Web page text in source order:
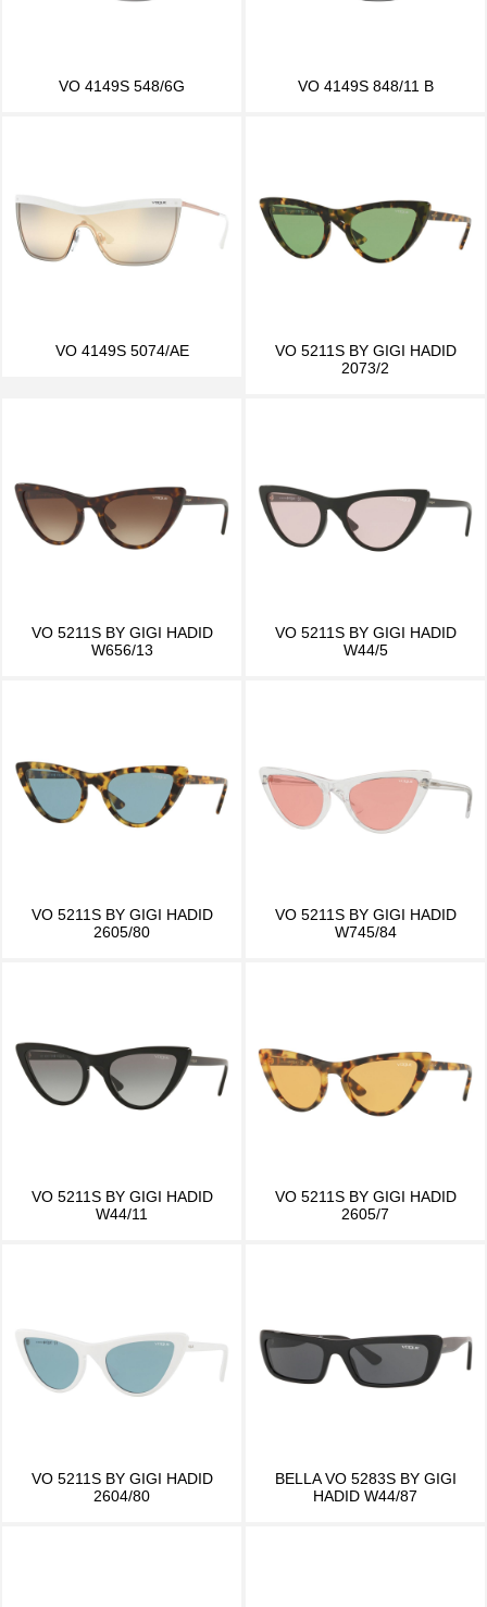
VO 4149S 548/6G VO 4149S 848/11 B
VO 4149S 5074/AE
VO 5211S BY GIGI HADID
2073/2
VO 5211S BY GIGI HADID
W656/13
VO 5211S BY GIGI HADID
W44/5
VO 5211S BY GIGI HADID
2605/80
VO 5211S BY GIGI HADID
W745/84
VO 5211S BY GIGI HADID
W44/11
VO 5211S BY GIGI HADID
2605/7
VO 5211S BY GIGI HADID
2604/80
BELLA VO 5283S BY GIGI
HADID W44/87